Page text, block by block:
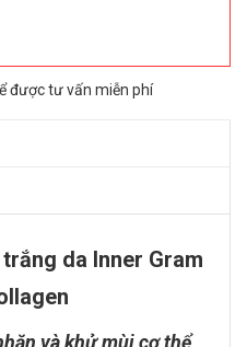
được tư vấn miễn phí
da Inner Gram
và khử mùi cơ thể